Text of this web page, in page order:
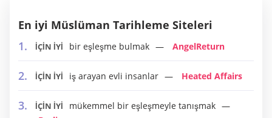
En iyi Müslüman Tarihleme Siteleri
İÇİN İYİ bir eşleşme bulmak AngelReturn
İÇİN İYİ iş arayan evli insanlar Heated Affairs
İÇİN İYİ
mükemmel bir eşleşmeyle tanışmak